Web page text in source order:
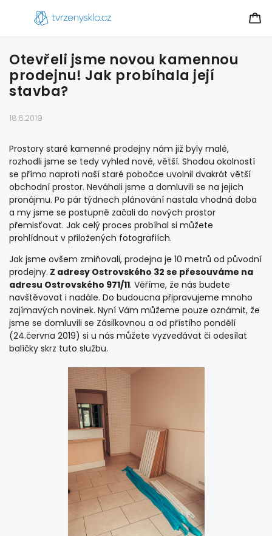
Otevřeli jsme novou kamennou
prodejnu! Jak probíhala její
stavba?
18.6.2019
Prostory staré kamenné prodejny nám již byly malé,
rozhodli jsme se tedy vyhled nové, větší. Shodou okolností
se přímo naproti naší staré pobočce uvolnil dvakrát větší
obchodní prostor. Neváhali jsme a domluvili se na jejich
pronájmu. Po pár týdnech plánování nastala vhodná doba
a my jsme se postupně začali do nových prostor
přemisťovat. Jak celý proces probíhal si můžete
prohlídnout v přiložených fotografiích.
Jak jsme ovšem zmiňovali, prodejna je 10 metrů od původní
prodejny. Z adresy Ostrovského 32 se přesouváme na
adresu Ostrovského 971/11. Věříme, že nás budete
navštěvovat i nadále. Do budoucna připravujeme mnoho
zajímavých novinek. Nyní Vám můžeme pouze oznámit, že
jsme se domluvili se Zásilkovnou a od přístího pondělí
(24.června 2019) si u nás můžete vyzvedávat či odesílat
balíčky skrz tuto službu.